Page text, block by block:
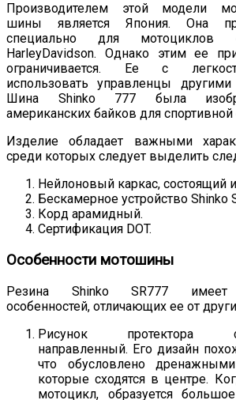
Производителем этой модели
шины является Япония. Она
специально для
HarleyDavidson. Однако этим ее
ограничивается. Ее с
использовать управленцы другими
Шина Shinko 777 была
американских байков для
Изделие обладает важными
среди которых следует выделить
Нейлоновый каркас, состоящий
Бескамерное устройство Shinko
Корд арамидный.
Сертификация DOT.
Особенности мотошины
Резина Shinko SR777 имеет
особенностей, отличающих ее от
Рисунок протектора
направленный. Его дизайн
что обусловлено
которые сходятся в центре.
мотоцикл, образуется